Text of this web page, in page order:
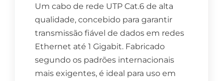
Um cabo de rede UTP Cat.6 de alta
qualidade, concebido para garantir
transmissão fiável de dados em redes
Ethernet até 1 Gigabit. Fabricado
segundo os padrões internacionais
mais exigentes, é ideal para uso em